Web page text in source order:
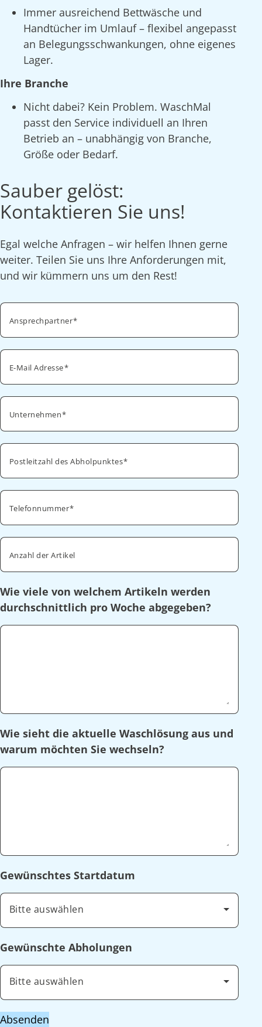
Immer ausreichend Bettwäsche und
Handtücher im Umlauf – flexibel angepasst
an Belegungsschwankungen, ohne eigenes
Lager.
Ihre Branche
Nicht dabei? Kein Problem. WaschMal
passt den Service individuell an Ihren
Betrieb an – unabhängig von Branche,
Größe oder Bedarf.
Sauber gelöst:
Kontaktieren Sie uns!
Egal welche Anfragen – wir helfen Ihnen gerne
weiter. Teilen Sie uns Ihre Anforderungen mit,
und wir kümmern uns um den Rest!
Ansprechpartner
E-Mail Adresse
Unternehmen
Postleitzahl des Abholpunktes
Telefonnummer
Anzahl der Artikel
Wie viele von welchem Artikeln werden
durchschnittlich pro Woche abgegeben?
Wie sieht die aktuelle Waschlösung aus und
warum möchten Sie wechseln?
Gewünschtes Startdatum
Bitte auswählen
Gewünschte Abholungen
Bitte auswählen
Absenden